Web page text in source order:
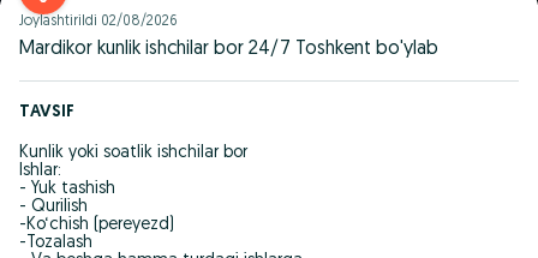
Joylashtirildi 02/08/2026
Mardikor kunlik ishchilar bor 24/7 Toshkent bo'ylab
TAVSIF
Kunlik yoki soatlik ishchilar bor
Ishlar:
- Yuk tashish
- Qurilish
-Ko‘chish (pereyezd)
-Tozalash